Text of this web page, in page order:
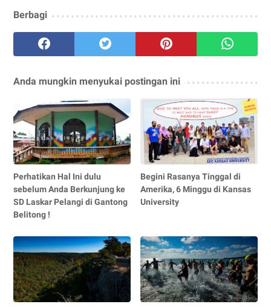
Berbagi
Anda mungkin menyukai postingan ini
Perhatikan Hal Ini dulu
sebelum Anda Berkunjung ke
SD Laskar Pelangi di Gantong
Belitong !
Begini Rasanya Tinggal di
Amerika, 6 Minggu di Kansas
University